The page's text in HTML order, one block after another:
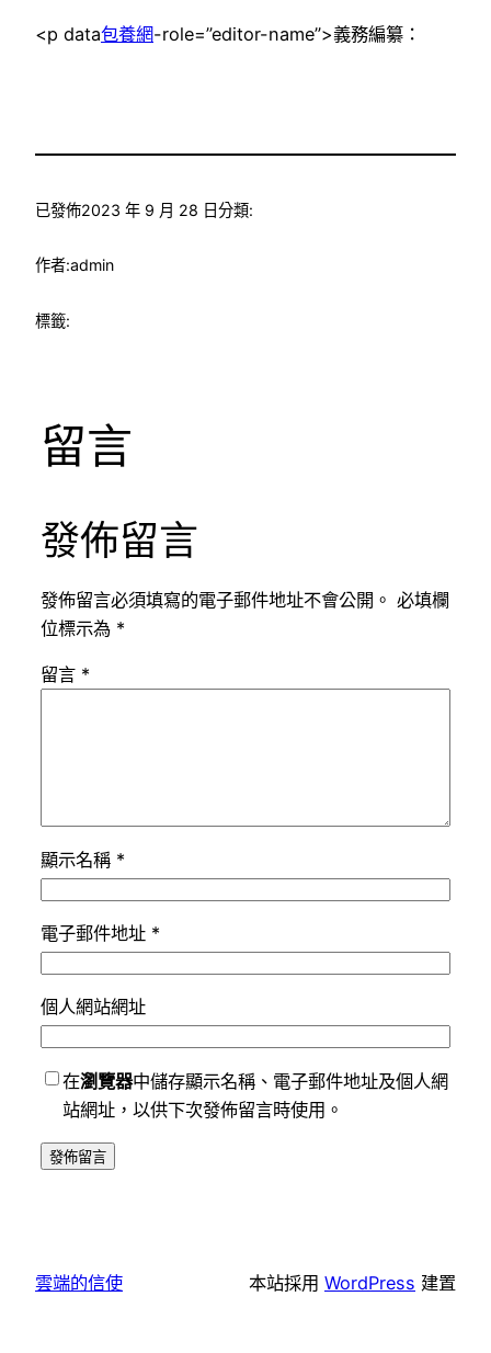
<p data包養網-role=”editor-name”>義務編纂：
已發佈2023 年 9 月 28 日分類:
作者:admin
標籤:
留言
發佈留言
發佈留言必須填寫的電子郵件地址不會公開。 必填欄
位標示為 *
留言 *
顯示名稱 *
電子郵件地址 *
個人網站網址
在瀏覽器中儲存顯示名稱、電子郵件地址及個人網
站網址，以供下次發佈留言時使用。
雲端的信使 本站採用 WordPress 建置